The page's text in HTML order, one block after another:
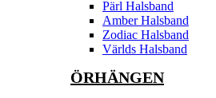
Pärl Halsband
Amber Halsband
Zodiac Halsband
Världs Halsband
ÖRHÄNGEN